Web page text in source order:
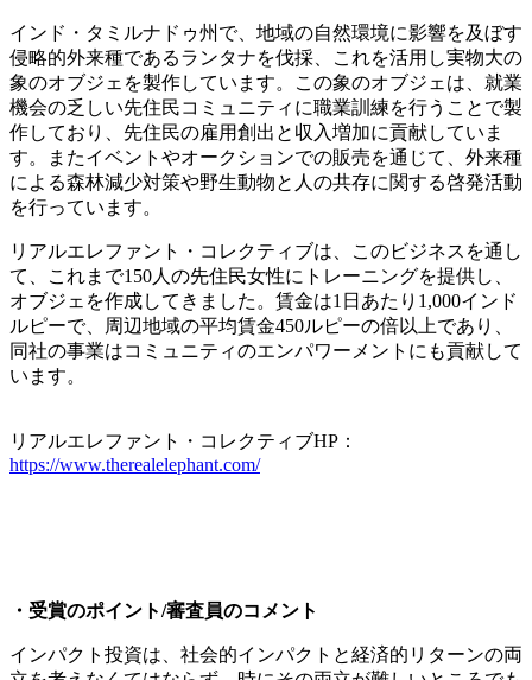
インド・タミルナドゥ州で、地域の自然環境に影響を及ぼす
侵略的外来種であるランタナを伐採、これを活用し実物大の
象のオブジェを製作しています。この象のオブジェは、就業
機会の乏しい先住民コミュニティに職業訓練を行うことで製
作しており、先住民の雇用創出と収入増加に貢献していま
す。またイベントやオークションでの販売を通じて、外来種
による森林減少対策や野生動物と人の共存に関する啓発活動
を行っています。
リアルエレファント・コレクティブは、このビジネスを通し
て、これまで150人の先住民女性にトレーニングを提供し、
オブジェを作成してきました。賃金は1日あたり1,000インド
ルピーで、周辺地域の平均賃金450ルピーの倍以上であり、
同社の事業はコミュニティのエンパワーメントにも貢献して
います。
リアルエレファント・コレクティブHP：
https://www.therealelephant.com/
・受賞のポイント/審査員のコメント
インパクト投資は、社会的インパクトと経済的リターンの両